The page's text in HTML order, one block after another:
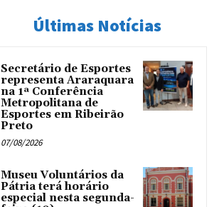
Últimas Notícias
Secretário de Esportes
representa Araraquara
na 1ª Conferência
Metropolitana de
Esportes em Ribeirão
Preto
07/08/2026
Museu Voluntários da
Pátria terá horário
especial nesta segunda-